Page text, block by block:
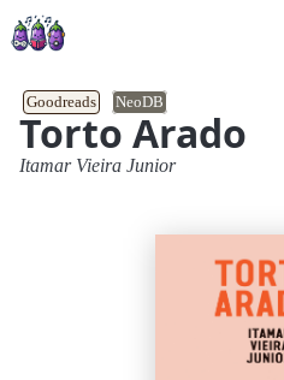
Torto Arado
Goodreads NeoDB
Itamar Vieira Junior